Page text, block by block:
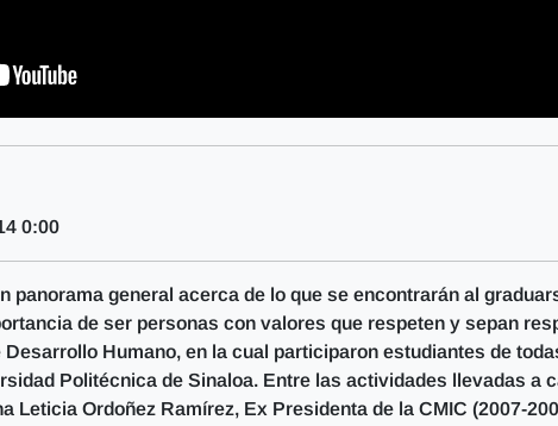
0:00
panorama general acerca de lo que se encontrarán al
de ser personas con valores que respeten y sepan
Humano, en la cual participaron estudiantes de
Politécnica de Sinaloa. Entre las actividades llevadas a
Leticia Ordoñez Ramírez, Ex Presidenta de la CMIC (2007-